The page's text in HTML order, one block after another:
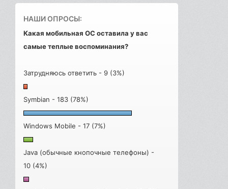
НАШИ ОПРОСЫ:
Какая мобильная ОС оставила у вас
самые теплые воспоминания?
Затрудняюсь ответить - 9 (3%)
Symbian - 183 (78%)
Windows Mobile - 17 (7%)
Java (обычные кнопочные телефоны) -
10 (4%)